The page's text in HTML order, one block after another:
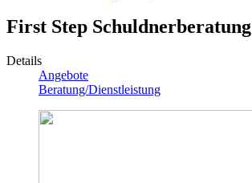
First Step Schuldnerberatung
Details
Angebote
Beratung/Dienstleistung